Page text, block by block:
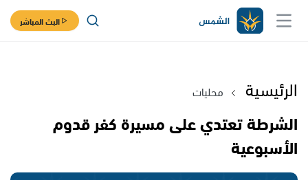
البث المباشر
الرئيسية محليات
الشرطة تعتدي على مسيرة كفر قدوم
الأسبوعية